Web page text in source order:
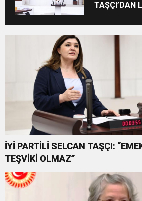
TAŞÇI’DAN
SENEDİNE
İYİ PARTİLİ SELCAN TAŞÇI:
TEŞVİKİ OLMAZ”